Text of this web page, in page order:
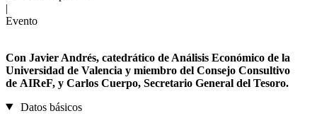
|
Evento
Con Javier Andrés, catedrático de Análisis Económico de la
Universidad de Valencia y miembro del Consejo Consultivo
de AIReF, y Carlos Cuerpo, Secretario General del Tesoro.
Datos básicos